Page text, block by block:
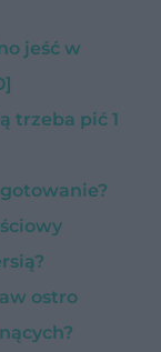
jeść w
trzeba pić 1
ostro